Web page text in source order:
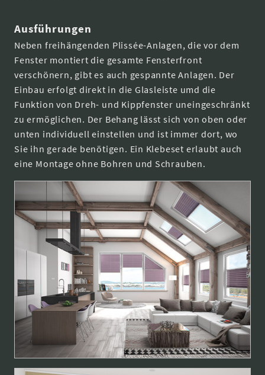
Ausführungen
Neben freihängenden Plissée-Anlagen, die vor dem
Fenster montiert die gesamte Fensterfront
verschönern, gibt es auch gespannte Anlagen. Der
Einbau erfolgt direkt in die Glasleiste umd die
Funktion von Dreh- und Kippfenster uneingeschränkt
zu ermöglichen. Der Behang lässt sich von oben oder
unten individuell einstellen und ist immer dort, wo
Sie ihn gerade benötigen. Ein Klebeset erlaubt auch
eine Montage ohne Bohren und Schrauben.